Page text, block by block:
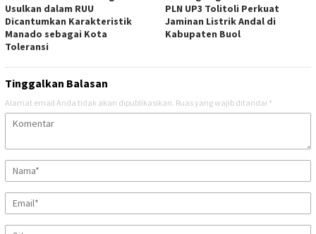
Usulkan dalam RUU
Dicantumkan Karakteristik
Manado sebagai Kota
Toleransi
PLN UP3 Tolitoli Perkuat
Jaminan Listrik Andal di
Kabupaten Buol
Tinggalkan Balasan
Alamat email Anda tidak akan dipublikasikan. Ruas yang wajib ditandai *